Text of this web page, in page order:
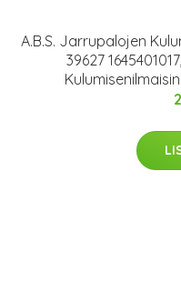
A.B.S. Jarrupalojen
39627